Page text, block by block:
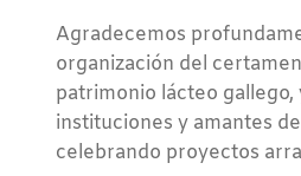
Agradecemos
organización del
patrimonio lácteo
instituciones y amantes
celebrando proyectos